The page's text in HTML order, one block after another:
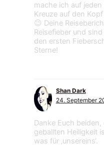
mache ich auf
Kreuze auf den
😉 Deine
Reisefieber und
den ersten
Sterne!
Shan Dark
24. September
Danke Euch
geballten Heiligkeit
was für ‚unsereins‘.